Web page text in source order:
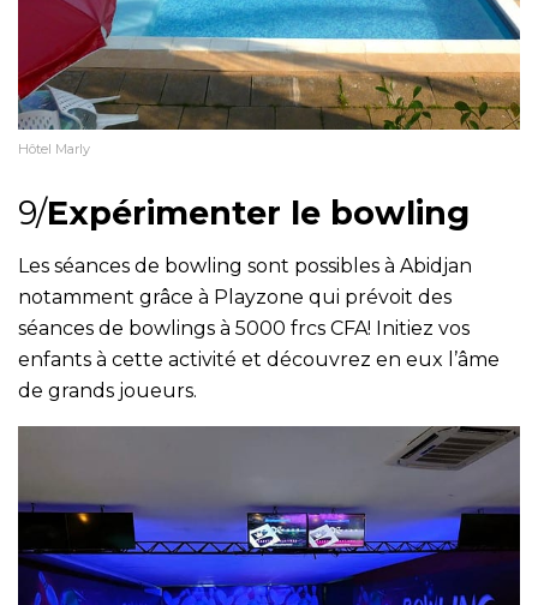
Hôtel Marly
9/Expérimenter le bowling
Les séances de bowling sont possibles à Abidjan
notamment grâce à Playzone qui prévoit des
séances de bowlings à 5000 frcs CFA! Initiez vos
enfants à cette activité et découvrez en eux l’âme
de grands joueurs.